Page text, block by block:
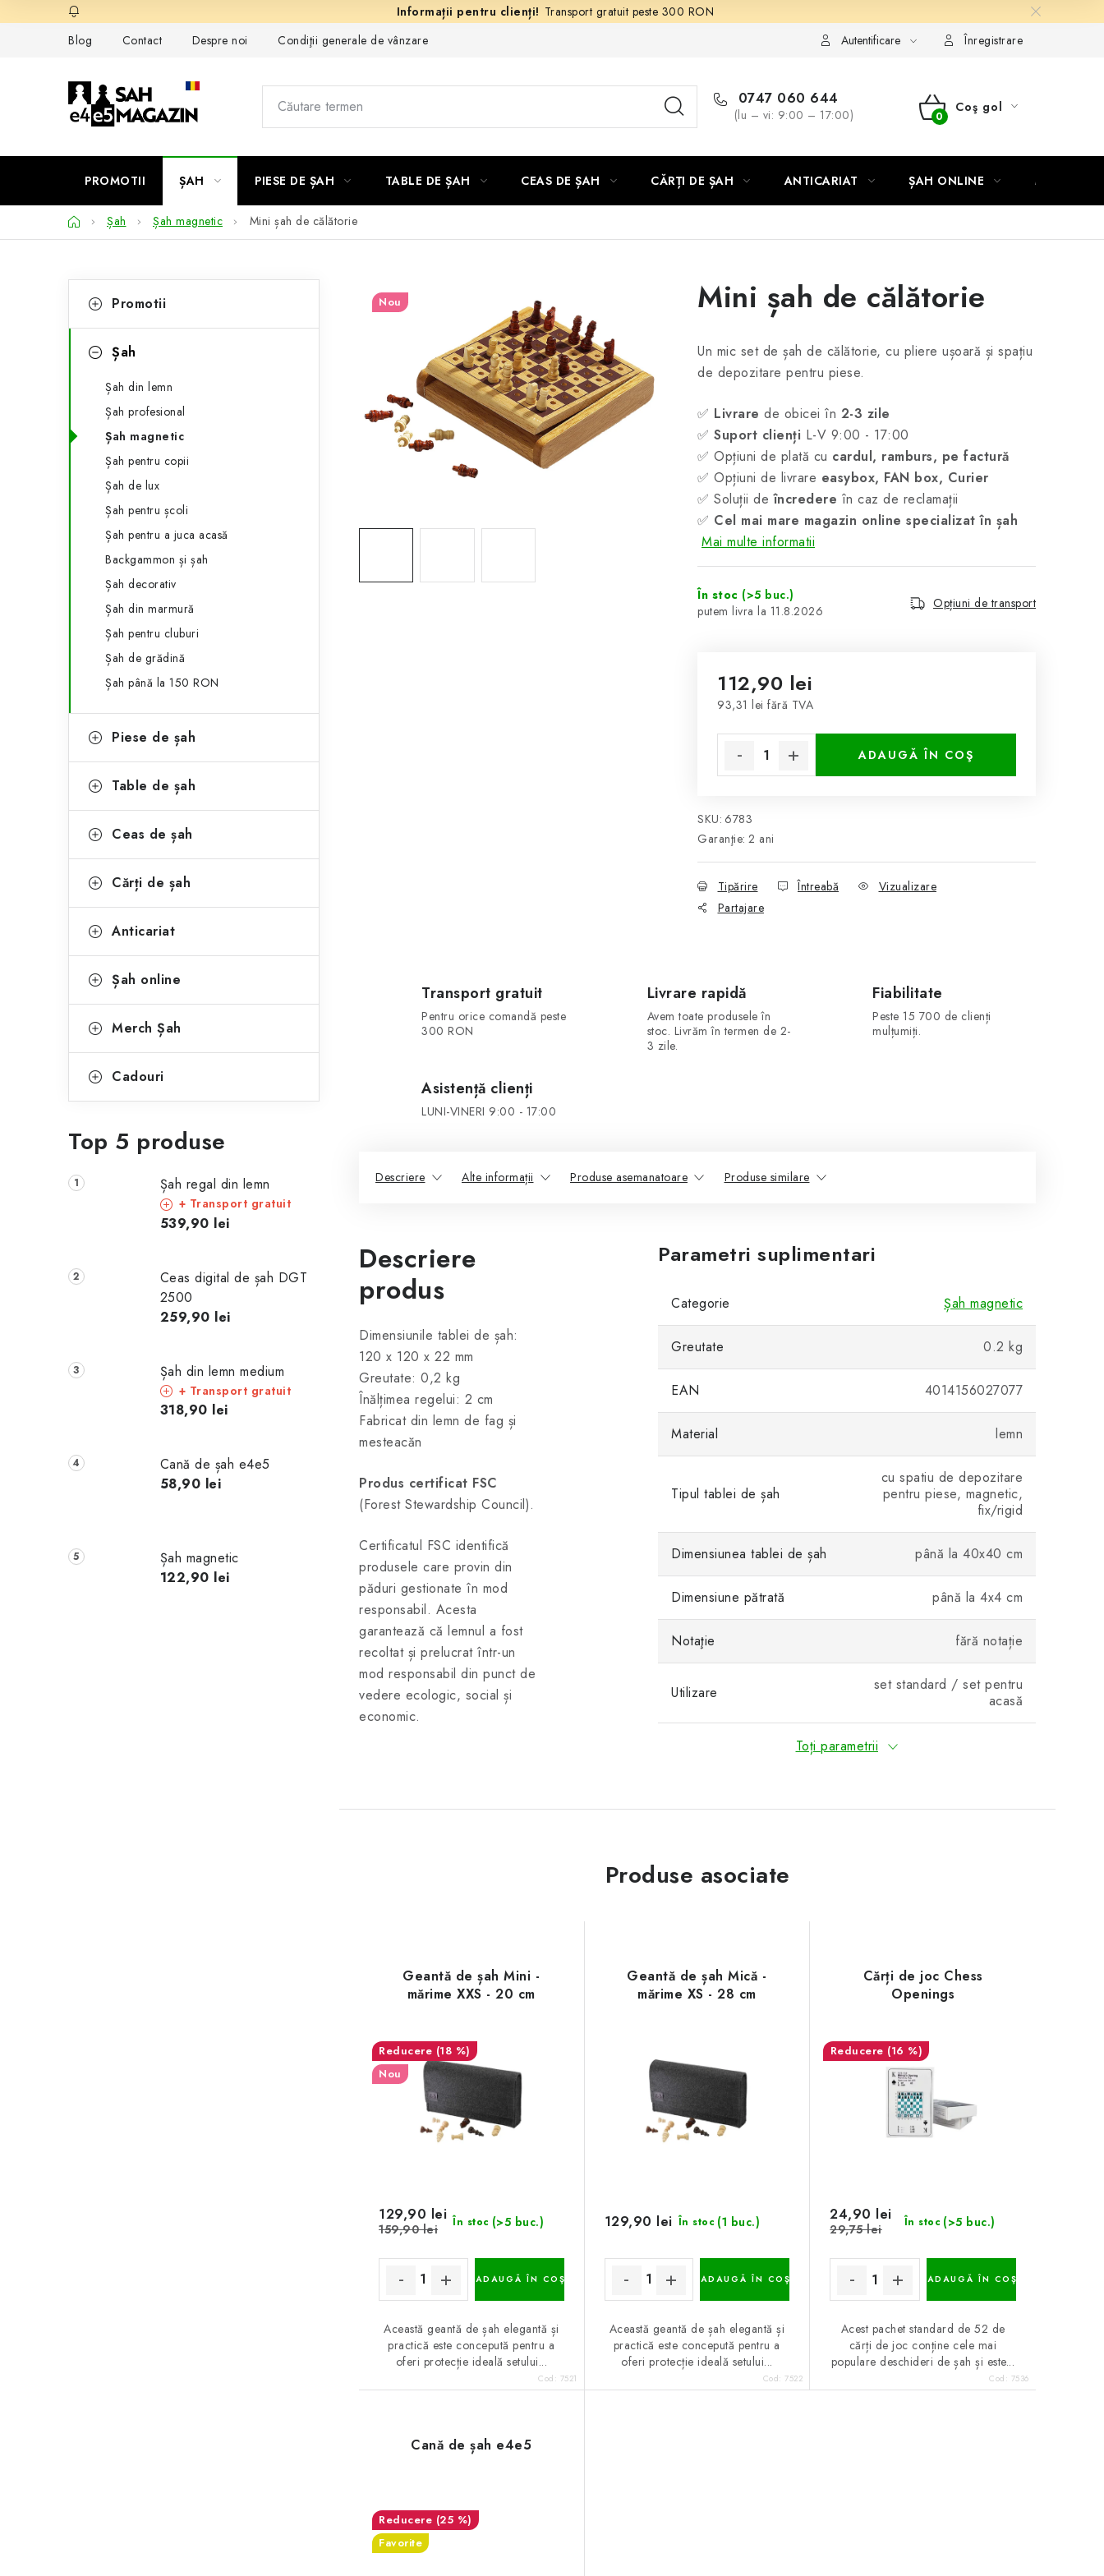
la
Transport gratuit peste 300 RON
Blog
Contact Despre noi Condiţii generale de vânzare Autentificare Înregistrare
0747 060 644
(lu – vi: 9:00 – 17:00)
COŞ
CUMPĂRĂTURI
Coş gol
PROMOTII ȘAH PIESE DE ȘAH TABLE DE ȘAH CEAS DE ȘAH CĂRȚI DE ȘAH ANTICARIAT ȘAH ONLINE MERCH
AcasăȘah Șah magnetic Mini șah de călătorie
a
a
peste
categorii
a
o
Promotii
Șah
Șah din lemn
Șah profesional
Șah magnetic
Șah pentru copii
Șah de lux
Șah pentru școli
Șah pentru a juca acasă
Backgammon și șah
Șah decorativ
Șah din marmură
Șah pentru cluburi
Șah de grădină
Șah până la 150 RON
Piese de șah
Table de șah
Ceas de șah
Cărți de șah
Anticariat
Șah online
Merch Șah
Cadouri
Top 5 produse
Șah regal din lemn
+ Transport gratuit
539,90 lei
Ceas digital de șah DGT
2500
259,90 lei
Șah din lemn medium
+ Transport gratuit
318,90 lei
Cană de șah e4e5
58,90 lei
Șah magnetic
122,90 lei
Mini șah de călătorie
Un mic set de șah de călătorie, cu pliere ușoară și spațiu
de depozitare pentru piese.
✅ Livrare de obicei în 2-3 zile
✅ Suport clienți L-V 9:00 - 17:00
✅ Opțiuni de plată cu cardul, ramburs, pe factură
✅ Opțiuni de livrare easybox, FAN box, Curier
✅ Soluții deîncredere în caz de reclamații
✅ Cel mai mare magazin online specializat în șah
Mai multe informatii
În stoc (>5 buc.)
11.8.2026
Opțiuni de transport
112,90 lei
93,31 lei fără TVA
ADAUGĂ ÎN COŞ
SKU: 6783
Garanţie: 2 ani
Tipărire Întreabă
Vizualizare
Partajare
Nou
Transport gratuit
Pentru orice comandă peste
300 RON
Livrare rapidă
Avem toate produsele în
stoc. Livrăm în termen de 2-
3 zile.
Fiabilitate
Peste 15 700 de clienți
mulțumiți.
Asistență clienți
LUNI-VINERI 9:00 - 17:00
Descriere Alte informații Produse asemanatoare Produse similare
Descriere
produs
Dimensiunile tablei de șah:
120 x 120 x 22 mm
Greutate: 0,2 kg
Înălțimea regelui: 2 cm
Fabricat din lemn de fag și
mesteacăn
Produs certificat FSC
(Forest Stewardship Council).
Certificatul FSC identifică
produsele care provin din
păduri gestionate în mod
responsabil. Acesta
garantează că lemnul a fost
recoltat și prelucrat într-un
mod responsabil din punct de
vedere ecologic, social și
economic.
Parametri suplimentari
Categorie Șah magnetic
Greutate 0.2 kg
EAN 4014156027077
Material lemn
Tipul tablei de șah
cu spatiu de depozitare
pentru piese, magnetic,
fix/rigid
Dimensiunea tablei de șah până la 40x40 cm
Dimensiune pătrată până la 4x4 cm
Notaţie fără notație
Utilizare
set standard / set pentru
acasă
Toți parametrii
Produse asociate
Geantă de șah Mini -
mărime XXS - 20 cm
(18 %)
Nou
În stoc (>5 buc.)
129,90 lei
159,90 lei
ADAUGĂ ÎN COŞ
Această geantă de șah elegantă și
practică este concepută pentru a
oferi protecție ideală setului...
Cod: 7521
Geantă de șah Mică -
mărime XS - 28 cm
În stoc (1 buc.)
129,90 lei
ADAUGĂ ÎN COŞ
Această geantă de șah elegantă și
practică este concepută pentru a
oferi protecție ideală setului...
Cod:7522
Cărți de joc Chess
Openings
(16 %)
În stoc (>5 buc.)
24,90 lei
29,75 lei
ADAUGĂ ÎN COŞ
Acest pachet standard de 52 de
cărți de joc conține cele mai
populare deschideri de șah și este...
Cod: 7536
Cană de șah e4e5
(25 %)
Favorite